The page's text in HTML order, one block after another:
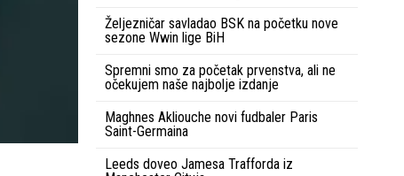
Željezničar savladao BSK na početku nove
sezone Wwin lige BiH
Spremni smo za početak prvenstva, ali ne
očekujem naše najbolje izdanje
Maghnes Akliouche novi fudbaler Paris
Saint-Germaina
Leeds doveo Jamesa Trafforda iz